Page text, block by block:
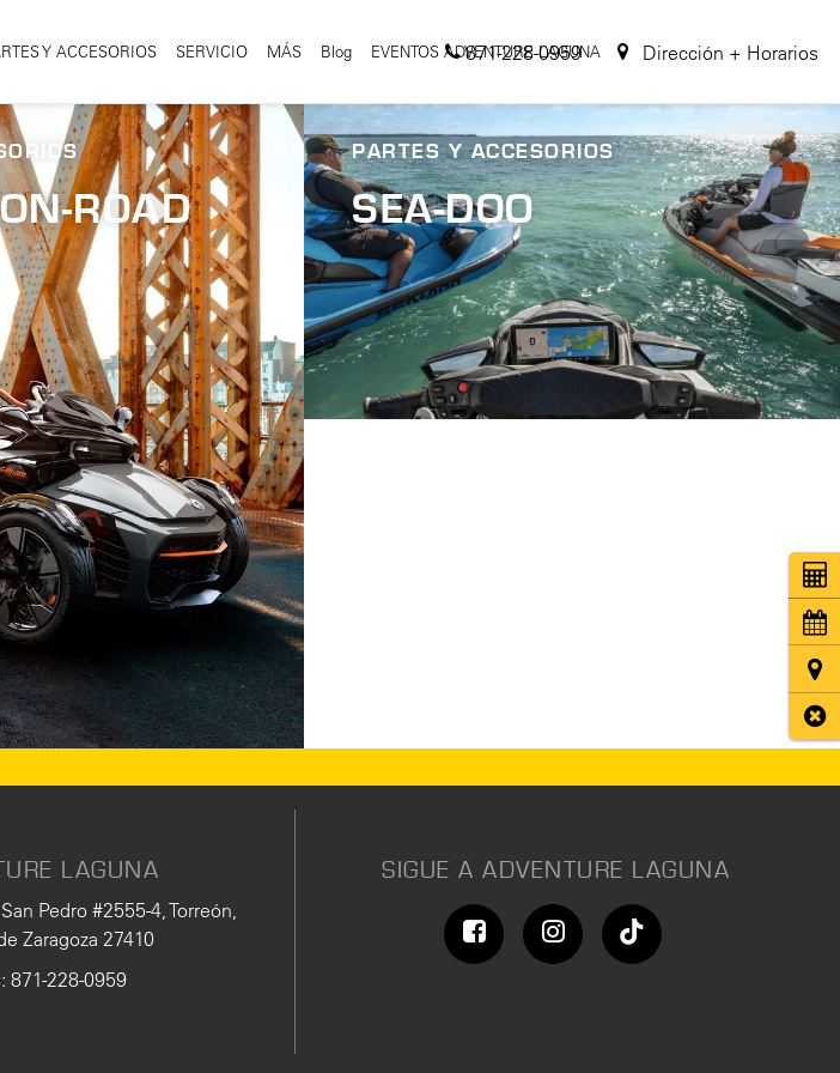
871-228-0959 Dirección + Horarios
Y ACCESORIOS SERVICIO MÁS Blog EVENTOS ADVENTURE LAGUNA
ON-ROAD
PARTES Y ACCESORIOS
SEA-DOO
LAGUNA
Pedro #2555-4, Torreón,
Zaragoza 27410
:871-228-0959
SIGUE A ADVENTURE LAGUNA